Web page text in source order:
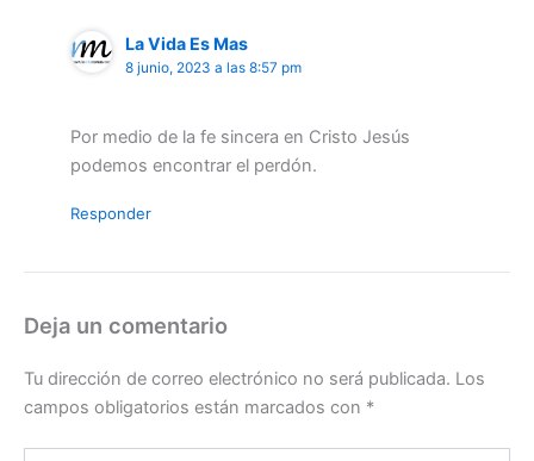
La Vida Es Mas
8 junio, 2023 a las 8:57 pm
Por medio de la fe sincera en Cristo Jesús
podemos encontrar el perdón.
Responder
Deja un comentario
Tu dirección de correo electrónico no será publicada. Los
campos obligatorios están marcados con *